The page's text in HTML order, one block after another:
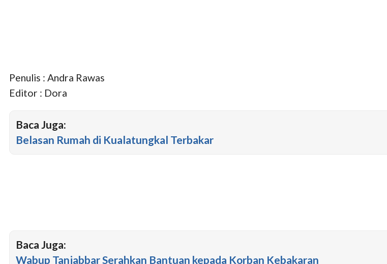
Penulis : Andra Rawas
Editor : Dora
Baca Juga:
Belasan Rumah di Kualatungkal Terbakar
Baca Juga:
Wabup Tanjabbar Serahkan Bantuan kepada Korban Kebakaran